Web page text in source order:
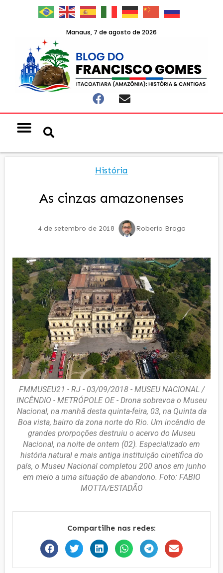
Manaus, 7 de agosto de 2026
História
As cinzas amazonenses
4 de setembro de 2018 Roberio Braga
FMMUSEU21 - RJ - 03/09/2018 - MUSEU NACIONAL /
INCÊNDIO - METRÓPOLE OE - Drona sobrevoa o Museu
Nacional, na manhã desta quinta-feira, 03, na Quinta da
Boa vista, bairro da zona norte do Rio. Um incêndio de
grandes prorpoções destruiu o acervo do Museu
Nacional, na noite de ontem (02). Especializado em
história natural e mais antiga instituição cinetífica do
país, o Museu Nacional completou 200 anos em junho
em meio a uma situação de abandono. Foto: FABIO
MOTTA/ESTADÃO
Compartilhe nas redes: